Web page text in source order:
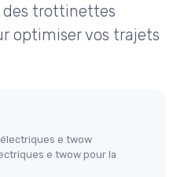
des trottinettes
optimiser vos trajets
e twow
e twow pour la